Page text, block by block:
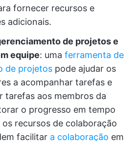
fornecer recursos e
adicionais.
de projetos e
equipe: uma ferramenta de
de projetos pode ajudar os
a acompanhar tarefas e
tarefas aos membros da
o progresso em tempo
recursos de colaboração
facilitar a colaboração em